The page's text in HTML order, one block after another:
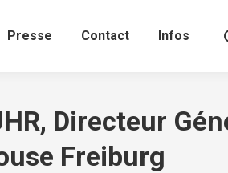
Presse Contact Infos
Directeur
Freiburg